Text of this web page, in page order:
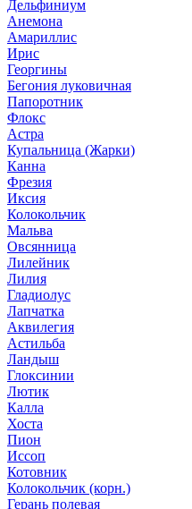
Дельфиниум
Анемона
Амариллис
Ирис
Георгины
Бегония луковичная
Папоротник
Флокс
Астра
Купальница (Жарки)
Канна
Фрезия
Иксия
Колокольчик
Мальва
Овсянница
Лилейник
Лилия
Гладиолус
Лапчатка
Аквилегия
Астильба
Ландыш
Глоксинии
Лютик
Калла
Хоста
Пион
Иссоп
Котовник
Колокольчик (корн.)
Герань полевая